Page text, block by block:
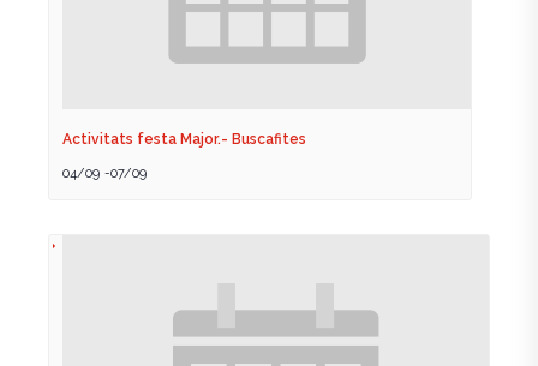
Activitats festa Major.- Buscafites
04/09 -07/09